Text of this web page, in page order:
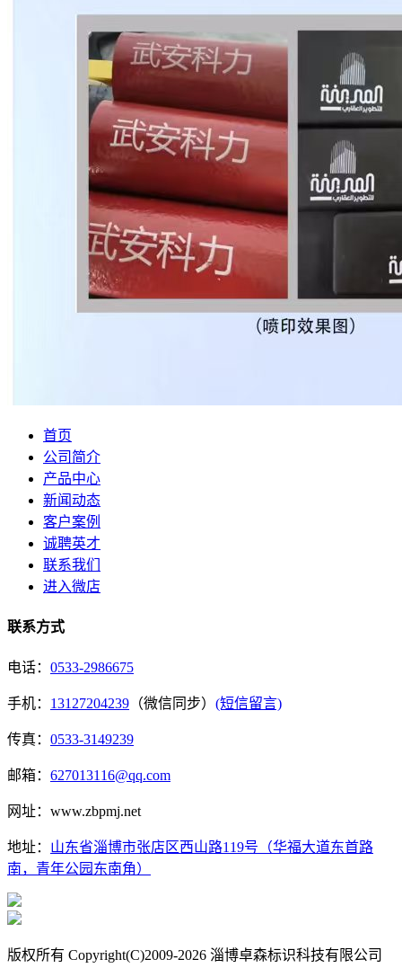
首页
公司简介
产品中心
新闻动态
客户案例
诚聘英才
联系我们
进入微店
联系方式
电话： 0533-2986675
手机： 13127204239 （微信同步） (短信留言)
传真： 0533-3149239
邮箱： 627013116@qq.com
网址：www.zbpmj.net
地址： 山东省淄博市张店区西山路119号（华福大道东首路
南，青年公园东南角）
版权所有 Copyright(C)2009-2026 淄博卓森标识科技有限公司